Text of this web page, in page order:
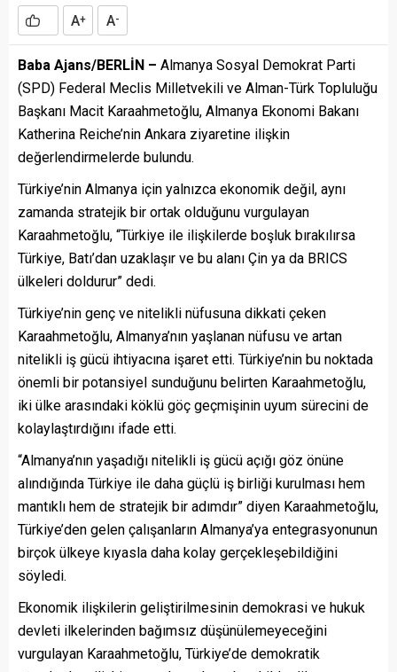
A+ A-
Baba Ajans/BERLİN – Almanya Sosyal Demokrat Parti
(SPD) Federal Meclis Milletvekili ve Alman-Türk Topluluğu
Başkanı Macit Karaahmetoğlu, Almanya Ekonomi Bakanı
Katherina Reiche’nin Ankara ziyaretine ilişkin
değerlendirmelerde bulundu.
Türkiye’nin Almanya için yalnızca ekonomik değil, aynı
zamanda stratejik bir ortak olduğunu vurgulayan
Karaahmetoğlu, “Türkiye ile ilişkilerde boşluk bırakılırsa
Türkiye, Batı’dan uzaklaşır ve bu alanı Çin ya da BRICS
ülkeleri doldurur” dedi.
Türkiye’nin genç ve nitelikli nüfusuna dikkati çeken
Karaahmetoğlu, Almanya’nın yaşlanan nüfusu ve artan
nitelikli iş gücü ihtiyacına işaret etti. Türkiye’nin bu noktada
önemli bir potansiyel sunduğunu belirten Karaahmetoğlu,
iki ülke arasındaki köklü göç geçmişinin uyum sürecini de
kolaylaştırdığını ifade etti.
“Almanya’nın yaşadığı nitelikli iş gücü açığı göz önüne
alındığında Türkiye ile daha güçlü iş birliği kurulması hem
mantıklı hem de stratejik bir adımdır” diyen Karaahmetoğlu,
Türkiye’den gelen çalışanların Almanya’ya entegrasyonunun
birçok ülkeye kıyasla daha kolay gerçekleşebildiğini
söyledi.
Ekonomik ilişkilerin geliştirilmesinin demokrasi ve hukuk
devleti ilkelerinden bağımsız düşünülemeyeceğini
vurgulayan Karaahmetoğlu, Türkiye’de demokratik